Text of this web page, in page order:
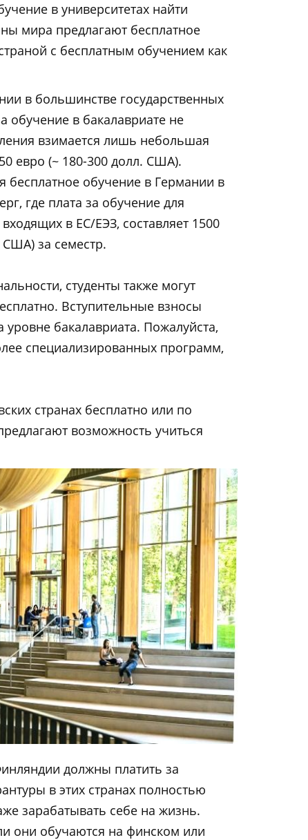
в университетах найти
мира предлагают бесплатное
с бесплатным обучением как
в большинстве государственных
обучение в бакалавриате не
взимается лишь небольшая
евро (~ 180-300 долл. США).
бесплатное обучение в Германии в
где плата за обучение для
входящих в ЕС/ЕЭЗ, составляет 1500
США) за семестр.
студенты также могут
Вступительные взносы
бакалавриата. Пожалуйста,
специализированных программ,
странах бесплатно или по
возможность учиться
должны платить за
в этих странах полностью
зарабатывать себе на жизнь.
они обучаются на финском или